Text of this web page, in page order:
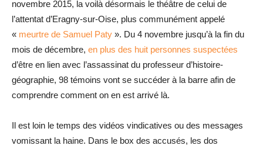
novembre 2015, la voilà désormais le théâtre de celui de
l’attentat d’Eragny-sur-Oise, plus communément appelé
« meurtre de Samuel Paty ». Du 4 novembre jusqu’à la fin du
mois de décembre, en plus des huit personnes suspectées
d’être en lien avec l’assassinat du professeur d’histoire-
géographie, 98 témoins vont se succéder à la barre afin de
comprendre comment on en est arrivé là.
Il est loin le temps des vidéos vindicatives ou des messages
vomissant la haine. Dans le box des accusés, les dos